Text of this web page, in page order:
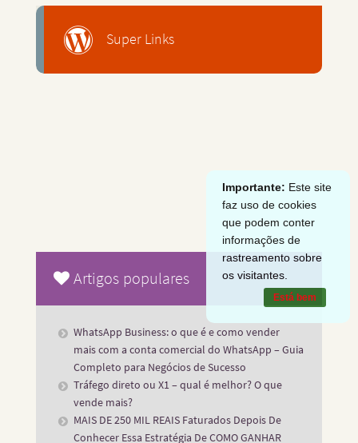
Super Links
Artigos populares
WhatsApp Business: o que é e como vender
mais com a conta comercial do WhatsApp – Guia
Completo para Negócios de Sucesso
Tráfego direto ou X1 – qual é melhor? O que
vende mais?
MAIS DE 250 MIL REAIS Faturados Depois De
Conhecer Essa Estratégia De COMO GANHAR
Importante: Este site
faz uso de cookies
que podem conter
informações de
rastreamento sobre
os visitantes.
Está bem